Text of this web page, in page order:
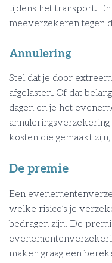
tijdens het transport.
meeverzekeren tegen
Annulering
Stel dat je door
afgelasten. Of dat
dagen en je het
kosten die gemaakt
De premie
Een
welke risico’s je
bedragen zijn. De
maken graag een